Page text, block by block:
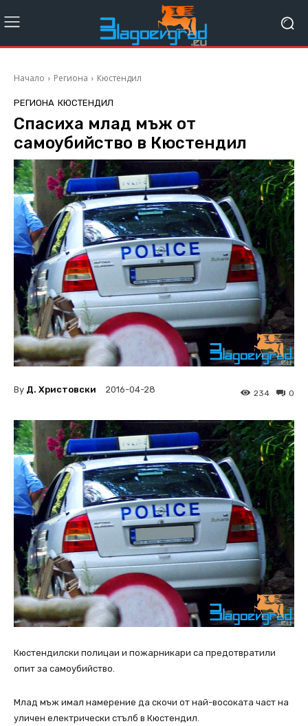
Начало Региона Кюстендил
РЕГИОНА КЮСТЕНДИЛ
Спасиха млад мъж от
самоубийство в Кюстендил
By Д. Христовски 2016-04-28 0
234
Кюстендилски полицаи и пожарникари са предотвратили
опит за самоубийство.
Млад мъж имал намерение да скочи от най-восоката част на
уличен електрически стълб в Кюстендил.